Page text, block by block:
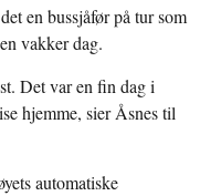
en bussjåfør på tur som
vakker dag.
Det var en fin dag i
hjemme, sier Åsnes til
automatiske